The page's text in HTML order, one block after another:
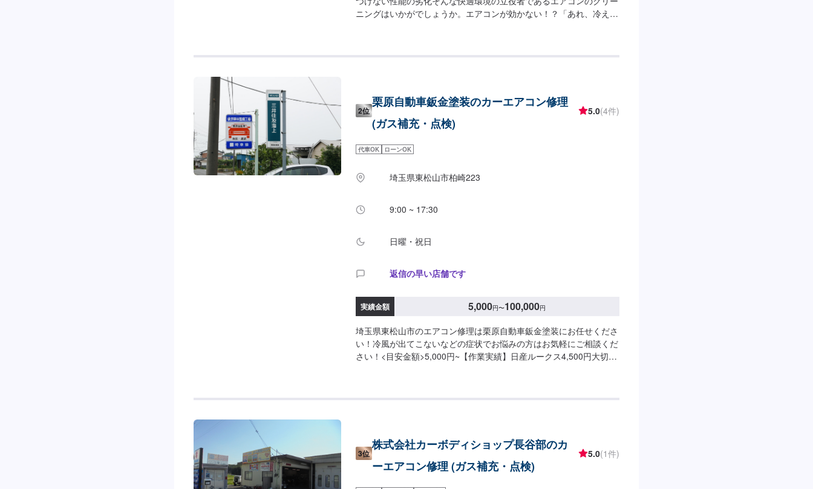
ニングはいかがでしょうか。エアコンが効かない！？「あれ、冷えな
ス補充が10g110円。●各種添加剤：4,400円/本お客さまのご要望に合
わせてご提案させていただきます。エアコンオイル蛍光剤オイル1本
1540円【作業実績】スバルインプレッサ11,550円マツダCX-316,225
納得いただければ作業開始【4】仕上がり次第納車『パーツ持ち込み
ありませんか？ジェイピットミナミでは、ネットでご購入いただいた
ーカーにおまかせください。『代車について』代車をご用意していま
す。お車の作業中は代車をご利用ください。※代車の燃料代はお客様
8:30〜18:00定休日：日・祝・第一月曜
2位
栗原自動車鈑金塗装のカーエアコン修理
(ガス補充・点検)
5.0(4件)
代車OK ローンOK
埼玉県東松山市柏崎223
9:00 ~ 17:30
日曜・祝日
返信の早い店舗です
実績金額 5,000円〜100,000円
埼玉県東松山市のエアコン修理は栗原自動車鈑金塗装にお任せくださ
い！冷風が出てこないなどの症状でお悩みの方はお気軽にご相談くだ
さい！<目安金額>5,000円~【作業実績】日産ルークス4,500円大切な
てまいります。オイル交換や車検、タイヤ交換などの基本的な車のメ
ンテナンスも承っておりますのでお困りの際はお気軽にご相談くださ
3位
株式会社カーボディショップ長谷部のカ
ーエアコン修理 (ガス補充・点検)
5.0(1件)